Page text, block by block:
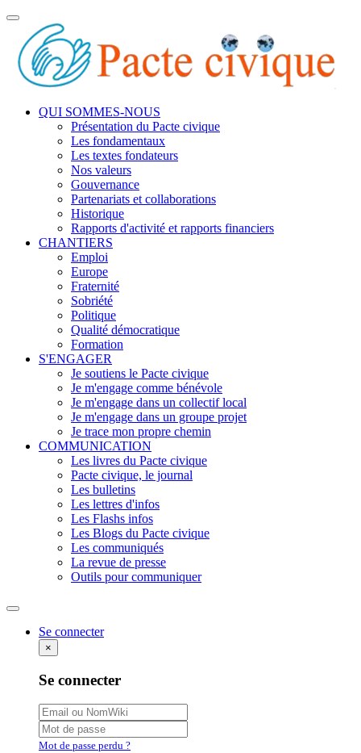
Toggle
navigation
QUI SOMMES-NOUS
Présentation du Pacte civique
Les fondamentaux
Les textes fondateurs
Nos valeurs
Gouvernance
Partenariats et collaborations
Historique
Rapports d'activité et rapports financiers
CHANTIERS
Emploi
Europe
Fraternité
Sobriété
Politique
Qualité démocratique
Formation
S'ENGAGER
Je soutiens le Pacte civique
Je m'engage comme bénévole
Je m'engage dans un collectif local
Je m'engage dans un groupe projet
Je trace mon propre chemin
COMMUNICATION
Les livres du Pacte civique
Pacte civique, le journal
Les bulletins
Les lettres d'infos
Les Flashs infos
Les Blogs du Pacte civique
Les communiqués
La revue de presse
Outils pour communiquer
Rechercher
Se connecter
×
Se connecter
Mot de passe perdu ?